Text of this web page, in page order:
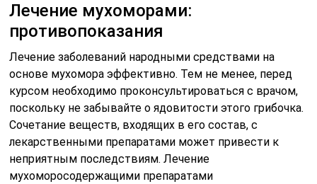
Лечение мухоморами:
противопоказания
Лечение заболеваний народными средствами на
основе мухомора эффективно. Тем не менее, перед
курсом необходимо проконсультироваться с врачом,
поскольку не забывайте о ядовитости этого грибочка.
Сочетание веществ, входящих в его состав, с
лекарственными препаратами может привести к
неприятным последствиям. Лечение
мухоморосодержащими препаратами